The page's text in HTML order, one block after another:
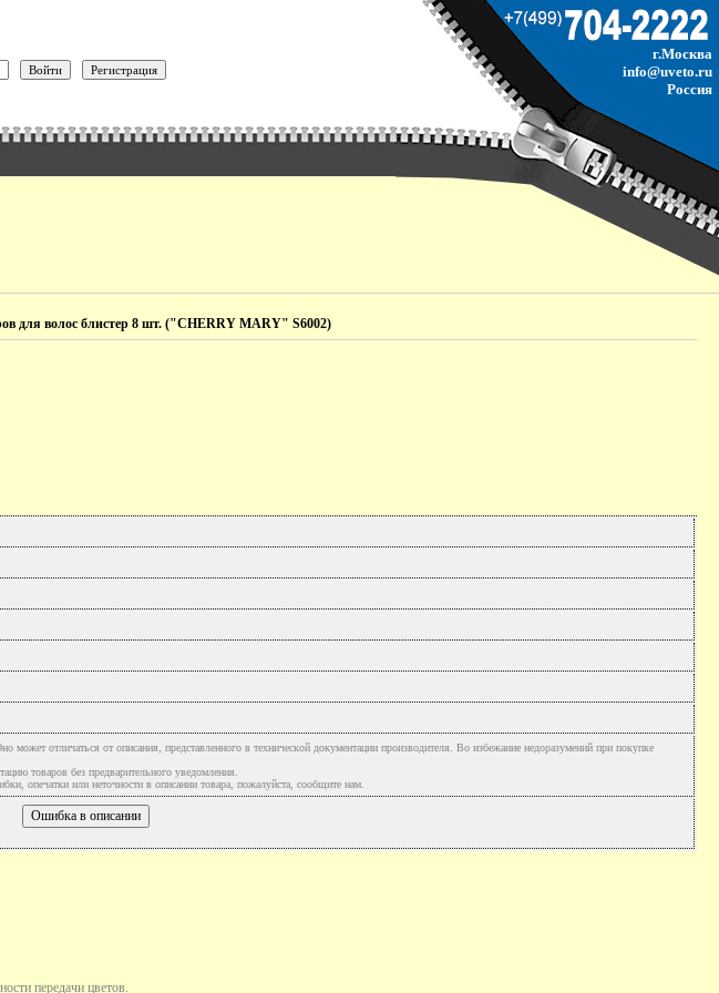
г.Москва
info@uveto.ru
Россия
для волос блистер 8 шт. ("CHERRY MARY" S6002)
отличаться от описания, представленного в технической документации производителя. Во избежание недоразумений при покупке
товаров без предварительного уведомления.
опечатки или неточности в описании товара, пожалуйста, сообщите нам.
передачи цветов.